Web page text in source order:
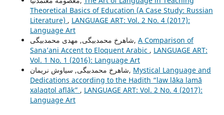
Theoretical Basics of Education (A Case Study: Russian
Literature) , LANGUAGE ART: Vol. 2 No. 4 (2017):
Language Art
شاهرخ محمدبیگی, مهدی محمدبیگی, A Comparison of
Sana’ani Accent to Eloquent Arabic , LANGUAGE ART:
Vol. 1 No. 1 (2016): Language Art
شاهرخ محمدبیگی, سیاوش نریمان, Mystical Language and
Dedications according to the Hadith “law lāka lamā
xalaqtol aflāk” , LANGUAGE ART: Vol. 2 No. 4 (2017):
Language Art